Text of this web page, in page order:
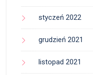
styczeń 2022
grudzień 2021
listopad 2021